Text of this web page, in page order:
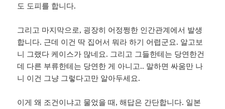
도 도피를 합니다.
그리고 마지막으로, 굉장히 어정쩡한 인간관계에서 발생
합니다. 근데 이건 딱 집어서 뭐라 하기 어렵군요. 알고보
니 그랬다 케이스가 많네요. 그리고 그들한테는 당연한건
데 다른 부류한테는 당연한 게 아니고.. 말하면 싸움만 나
니 이건 그냥 그렇다고만 알아두세요.
이게 왜 조건이냐고 물었을 때, 해답은 간단합니다. 일본